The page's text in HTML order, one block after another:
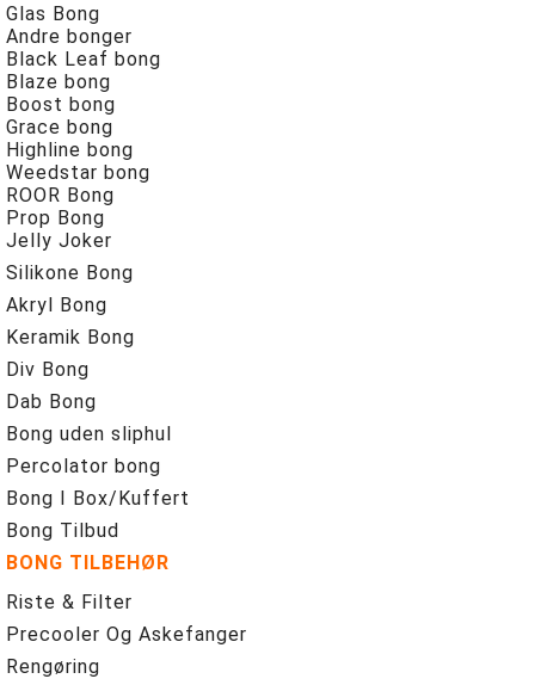
Glas Bong
Andre bonger
Black Leaf bong
Blaze bong
Boost bong
Grace bong
Highline bong
Weedstar bong
ROOR Bong
Prop Bong
Jelly Joker
Silikone Bong
Akryl Bong
Keramik Bong
Div Bong
Dab Bong
Bong uden sliphul
Percolator bong
Bong I Box/Kuffert
Bong Tilbud
BONG TILBEHØR
Riste & Filter
Precooler Og Askefanger
Rengøring